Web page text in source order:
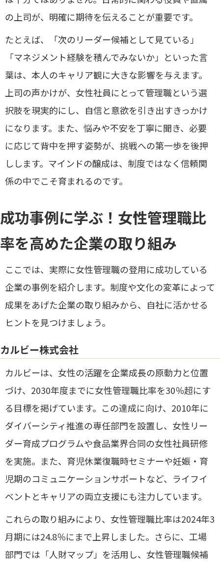
の上司が、明確に期待を伝えることが重要です。
たとえば、「次のリーダー候補として見ている」
「マネジメント経験を積んでみないか」といった言
葉は、本人のキャリア観に大きな影響を与えます。
上司の声かけが、女性社員にとって管理職という選
択肢を現実的にし、自信と意欲を引き出すきっかけ
になります。また、悩みや不安を丁寧に聞き、必要
に応じて背中を押す姿勢が、挑戦への第一歩を後押
しします。マインドの醸成は、制度ではなく信頼関
係の中でこそ育まれるのです。
成功事例に学ぶ！女性管理職比
率を高めた企業の取り組み
ここでは、実際に女性管理職の登用に成功している
企業の事例を紹介します。制度や文化の変革によって
成果をあげた企業の取り組みから、自社に活かせる
ヒントを見つけましょう。
カルビー株式会社
​カルビーは、女性の活躍を企業成長の原動力と位置
づけ、2030年度までに女性管理職比率を30％超にす
る目標を掲げています。​この達成に向け、2010年に
ダイバーシティ推進の専任部門を設置し、女性リー
ダー育成プログラムや食品業界合同の女性社員研修
を実施。​また、育児休業復職時セミナーや妊娠・育
児期のコミュニケーションサポートなど、ライフイ
ベントとキャリアの両立支援にも注力しています。
​これらの取り組みにより、女性管理職比率は2024年3
月期には24.8％にまで上昇しました。​さらに、工場
部門では「人財マップ」を活用し、女性管理職候補